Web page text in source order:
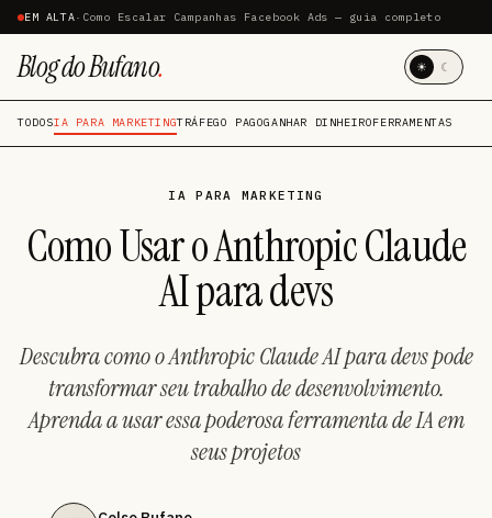
EM ALTA· Como Escalar Campanhas Facebook Ads — guia completo
Blog do Bufano. ☀ ☾
TODOSIA PARA MARKETINGTRÁFEGO PAGOGANHAR DINHEIROFERRAMENTAS
IA PARA MARKETING
Como Usar o Anthropic Claude
AI para devs
Descubra como o Anthropic Claude AI para devs pode
transformar seu trabalho de desenvolvimento.
Aprenda a usar essa poderosa ferramenta de IA em
seus projetos